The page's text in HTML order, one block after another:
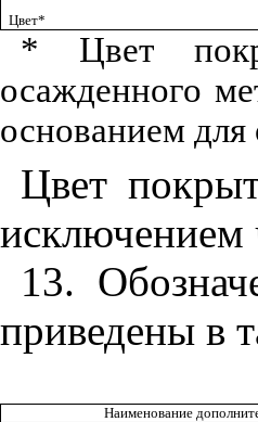
Цвет*
* Цвет
осажденного
основанием
Цвет
исключением
13.
приведены в
Наименование